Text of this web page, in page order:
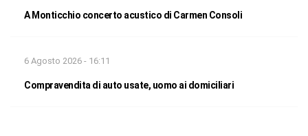
A Monticchio concerto acustico di Carmen Consoli
6 Agosto 2026 - 16:11
Compravendita di auto usate, uomo ai domiciliari